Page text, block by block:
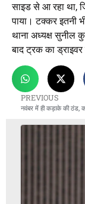
साइड से आ रहा था,
पाया। टक्कर इतनी
थाना अध्यक्ष सुनील
बाद ट्रक का
PREVIOUS